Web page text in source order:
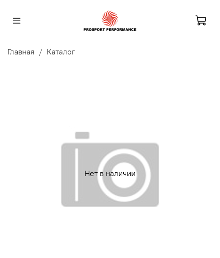
Главная Каталог
Нет в наличии